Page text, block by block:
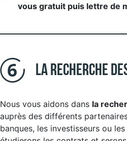
vous gratuit puis lettre de
La recherche
Nous vous aidons dans la
auprès des différents
banques, les investisseurs ou